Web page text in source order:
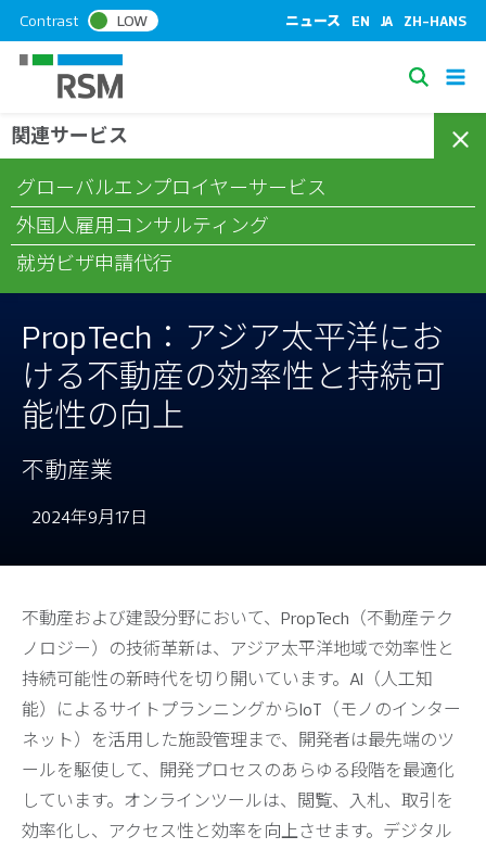
k
n
Contrast LOW ニュース EN JA ZH-HANS
S
c
ホーム/コラム
PropTech：アジア太平洋における
不動産の効率性と持続可能性の向上
PropTech：アジア太平洋にお
ける不動産の効率性と持続可
能性の向上
不動産業
2024年9月17日
不動産および建設分野において、PropTech（不動産テク
ノロジー）の技術革新は、アジア太平洋地域で効率性と
持続可能性の新時代を切り開いています。AI（人工知
能）によるサイトプランニングからIoT（モノのインター
ネット）を活用した施設管理まで、開発者は最先端のツ
ールを駆使して、開発プロセスのあらゆる段階を最適化
しています。オンラインツールは、閲覧、入札、取引を
効率化し、アクセス性と効率を向上させます。デジタル
関連サービス
グローバルエンプロイヤーサービス
外国人雇用コンサルティング
就労ビザ申請代行